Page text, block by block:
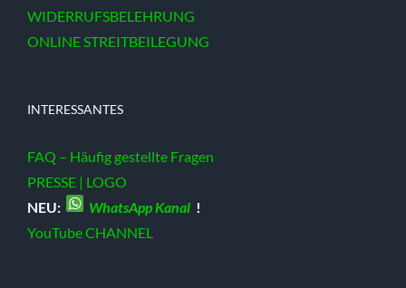
WIDERRUFSBELEHRUNG
ONLINE STREITBEILEGUNG
INTERESSANTES
FAQ – Häufig gestellte Fragen
PRESSE | LOGO
NEU:
WhatsApp Kanal !
YouTube CHANNEL